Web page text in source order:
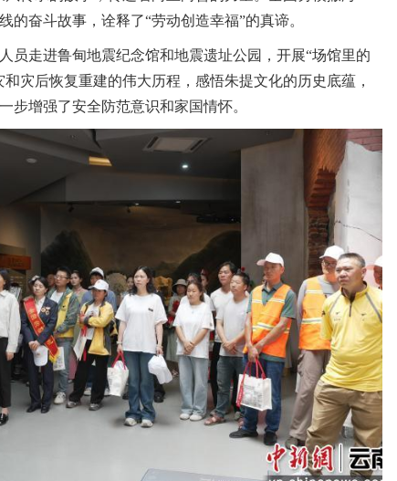
的奋斗故事，诠释了“劳动创造幸福”的真谛。
走进鲁甸地震纪念馆和地震遗址公园，开展“场馆里的
灾后恢复重建的伟大历程，感悟朱提文化的历史底蕴，
步增强了安全防范意识和家国情怀。